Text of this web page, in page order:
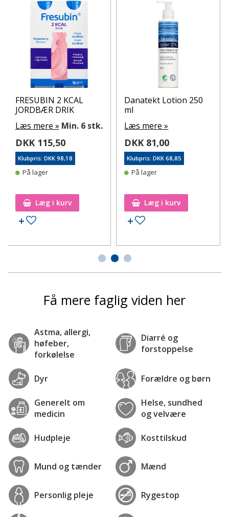
FRESUBIN 2 KCAL
JORDBÆR DRIK
Læs mere » Min. 6 stk.
DKK 115,50
Klubpris: DKK 98,18
På lager
Læg i kurv
Tilføj til ønskeseddel
Danatekt Lotion 250
ml
Læs mere »
DKK 81,00
Klubpris: DKK 68,85
På lager
Læg i kurv
Tilføj til ønskeseddel
Få mere faglig viden her
Astma, allergi,
høfeber,
forkølelse
Diarré og
forstoppelse
Dyr Forældre og børn
Generelt om
medicin
Helse, sundhed
og velvære
Hudpleje Kosttilskud
Mund og tænder Mænd
Personlig pleje Rygestop